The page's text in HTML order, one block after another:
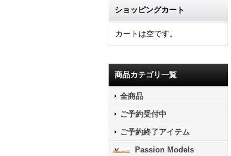
ショッピングカート
カートは空です。
商品カテゴリ一覧
全商品
ご予約受付中
ご予約終了アイテム
Passion Models